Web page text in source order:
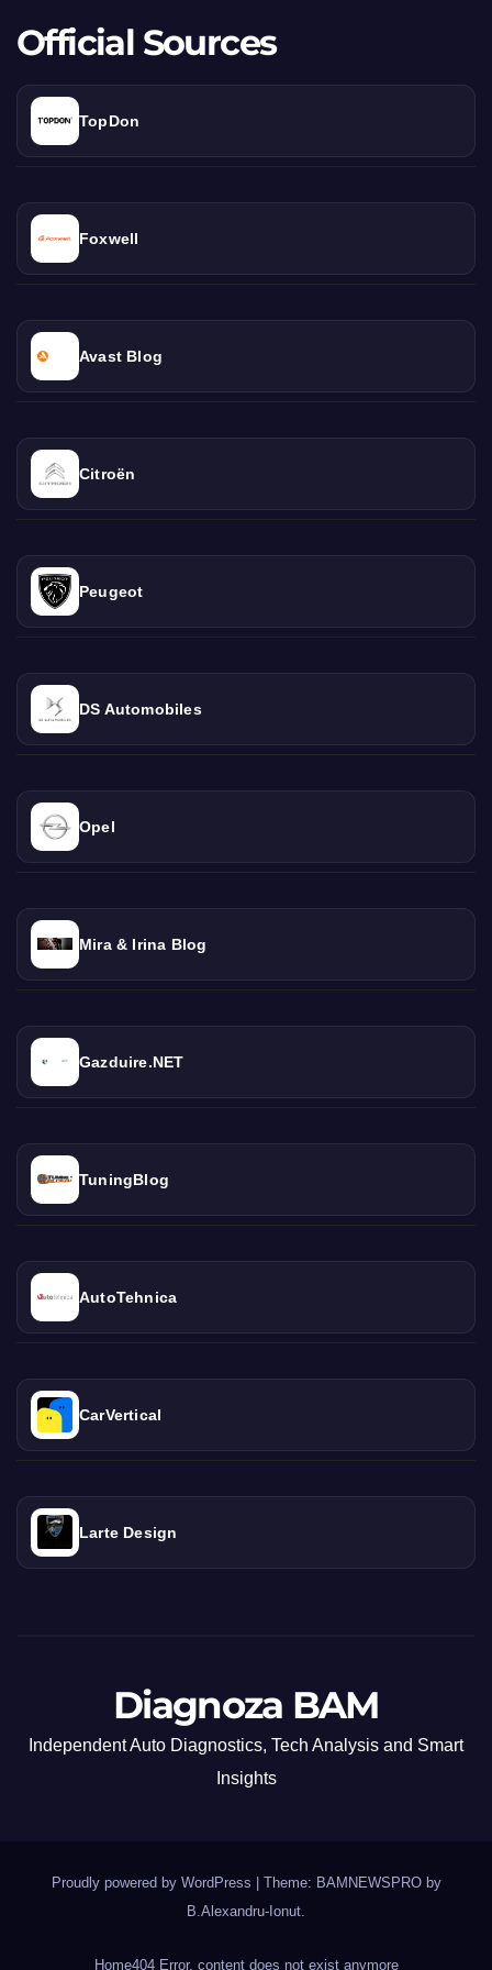
Official Sources
TopDon
Foxwell
Avast Blog
Citroën
Peugeot
DS Automobiles
Opel
Mira & Irina Blog
Gazduire.NET
TuningBlog
AutoTehnica
CarVertical
Larte Design
Diagnoza BAM
Independent Auto Diagnostics, Tech Analysis and Smart
Insights
Proudly powered by WordPress
Theme: BAMNEWSPRO by
B.Alexandru-Ionut.
Home404 Error, content does not exist anymore